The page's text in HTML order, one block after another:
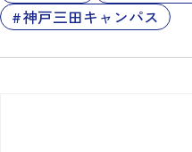
神戸三田キャンパス